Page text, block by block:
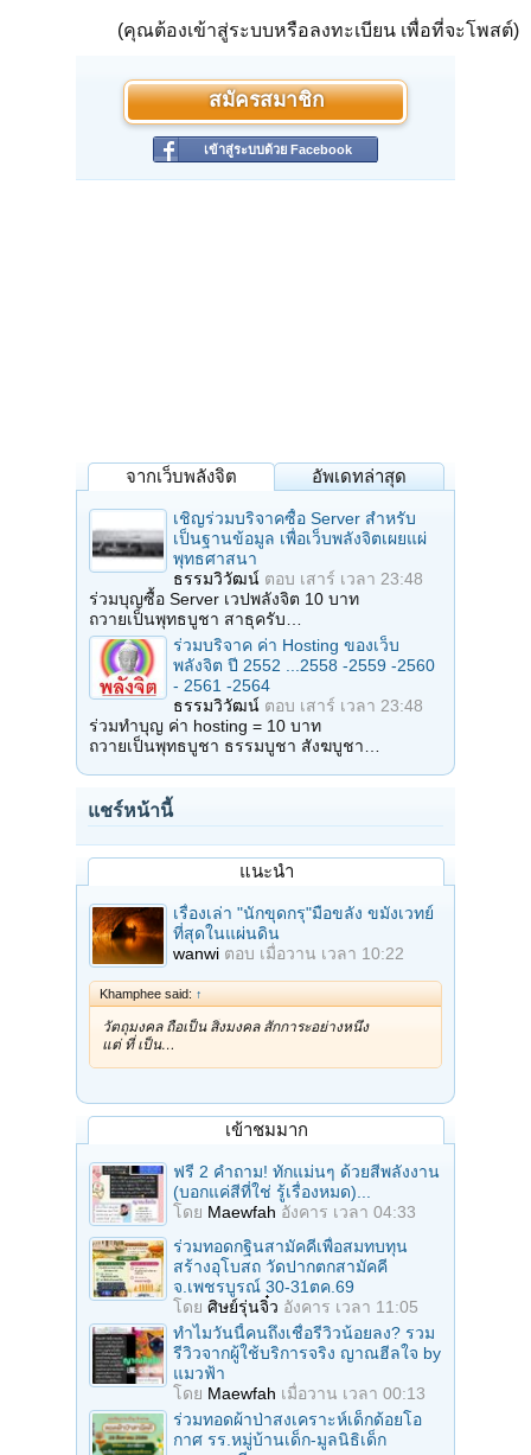
(คุณต้องเข้าสู่ระบบหรือลงทะเบียน เพื่อที่จะโพสต์)
สมัครสมาชิก
เข้าสู่ระบบด้วย Facebook
จากเว็บพลังจิต อัพเดทล่าสุด
เชิญร่วมบริจาคซื้อ Server สำหรับ
เป็นฐานข้อมูล เพื่อเว็บพลังจิตเผยแผ่
พุทธศาสนา
ธรรมวิวัฒน์ ตอบ เสาร์ เวลา 23:48
ร่วมบุญซื้อ Server เวปพลังจิต 10 บาท
ถวายเป็นพุทธบูชา สาธุครับ…
ร่วมบริจาค ค่า Hosting ของเว็บ
พลังจิต ปี 2552 ...2558 -2559 -2560
- 2561 -2564
ธรรมวิวัฒน์ ตอบ เสาร์ เวลา 23:48
ร่วมทำบุญ ค่า hosting = 10 บาท
ถวายเป็นพุทธบูชา ธรรมบูชา สังฆบูชา…
แชร์หน้านี้
แนะนำ
เรื่องเล่า "นักขุดกรุ"มือขลัง ขมังเวทย์
ที่สุดในแผ่นดิน
wanwi ตอบ เมื่อวาน เวลา 10:22
Khamphee said: ↑
วัตถุมงคล ถือเป็น สิ่งมงคล สักการะอย่างหนึ่ง
แต่ ที่ เป็น…
เข้าชมมาก
ฟรี 2 คำถาม! ทักแม่นๆ ด้วยสีพลังงาน
(บอกแค่สีที่ใช่ รู้เรื่องหมด)...
โดย Maewfah อังคาร เวลา 04:33
ร่วมทอดกฐินสามัคคีเพื่อสมทบทุน
สร้างอุโบสถ วัดปากตกสามัคคี
จ.เพชรบูรณ์ 30-31ตค.69
โดย ศิษย์รุ่นจิ๋ว อังคาร เวลา 11:05
ทำไมวันนี้คนถึงเชื่อรีวิวน้อยลง? รวม
รีวิวจากผู้ใช้บริการจริง ญาณฮีลใจ by
แมวฟ้า
โดย Maewfah เมื่อวาน เวลา 00:13
ร่วมทอดผ้าป่าสงเคราะห์เด็กด้อยโอ
กาศ รร.หมู่บ้านเด็ก-มูลนิธิเด็ก